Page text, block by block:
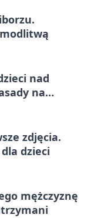
nad
na
zdjęcia.
dzieci
mężczyznę